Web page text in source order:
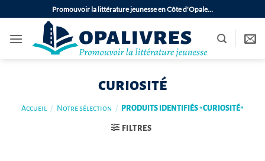
au
contenu
Promouvoir la littérature jeunesse en Côte d'Opale…
curiosité
Accueil / Notre sélection / PRODUITS IDENTIFIÉS “CURIOSITÉ”
FILTRES